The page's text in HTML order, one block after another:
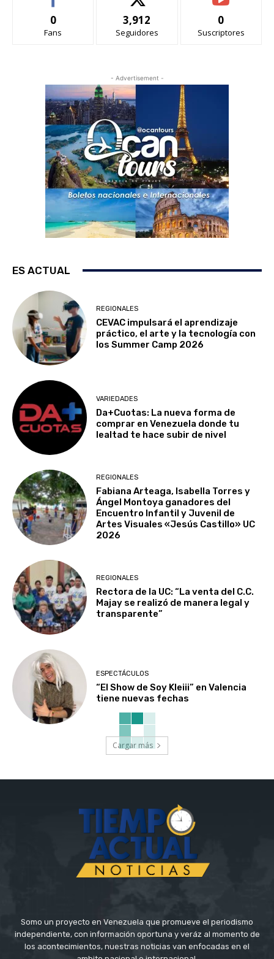
0
Fans
3,912
Seguidores
0
Suscriptores
- Advertisement -
ES ACTUAL
REGIONALES
CEVAC impulsará el aprendizaje
práctico, el arte y la tecnología con
los Summer Camp 2026
VARIEDADES
Da+Cuotas: La nueva forma de
comprar en Venezuela donde tu
lealtad te hace subir de nivel
REGIONALES
Fabiana Arteaga, Isabella Torres y
Ángel Montoya ganadores del
Encuentro Infantil y Juvenil de
Artes Visuales «Jesús Castillo» UC
2026
REGIONALES
Rectora de la UC: “La venta del C.C.
Majay se realizó de manera legal y
transparente”
ESPECTÁCULOS
“El Show de Soy Kleiii” en Valencia
tiene nuevas fechas
Cargar más
Somo un proyecto en Venezuela que promueve el periodismo
independiente, con información oportuna y veráz al momento de
los acontecimientos, nuestras noticias van enfocadas en el